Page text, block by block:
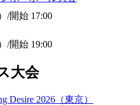
/開始 17:00
/開始 19:00
大会
Desire 2026（東京）